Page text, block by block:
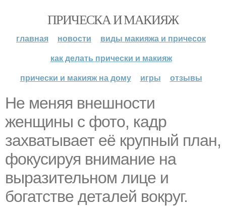
ПРИЧЕСКА И МАКИЯЖ
главная новости
виды макияжа и причесок
как делать прически и макияж
прически и макияж на дому
игры отзывы
Не меняя внешности
женщины с фото, кадр
захватывает её крупный план,
фокусируя внимание на
выразительном лице и
богатстве деталей вокруг.